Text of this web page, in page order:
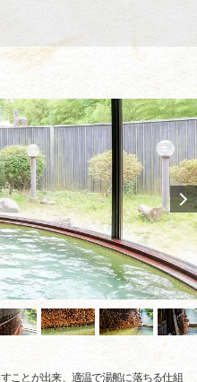
ことが出来、適温で湯船に落ちる仕組